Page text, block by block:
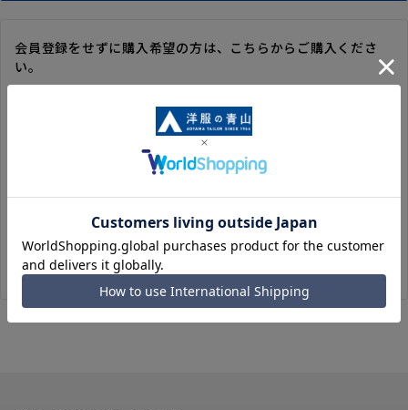
会員登録をせずに購入希望の方は、こちらからご購入くださ
い。
毎回のご注文時に入力いただく必要があります。
※洋服の青山オンラインストアのポイントは付与されません。
また、ゲスト購入後の会員情報統合・ポイントの付与は、対応
※購入履歴の確認、領収書の発行、キャンセル手続きはご利用
いただけません。